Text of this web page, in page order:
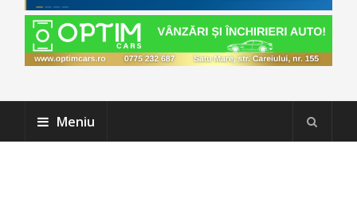
Meniu